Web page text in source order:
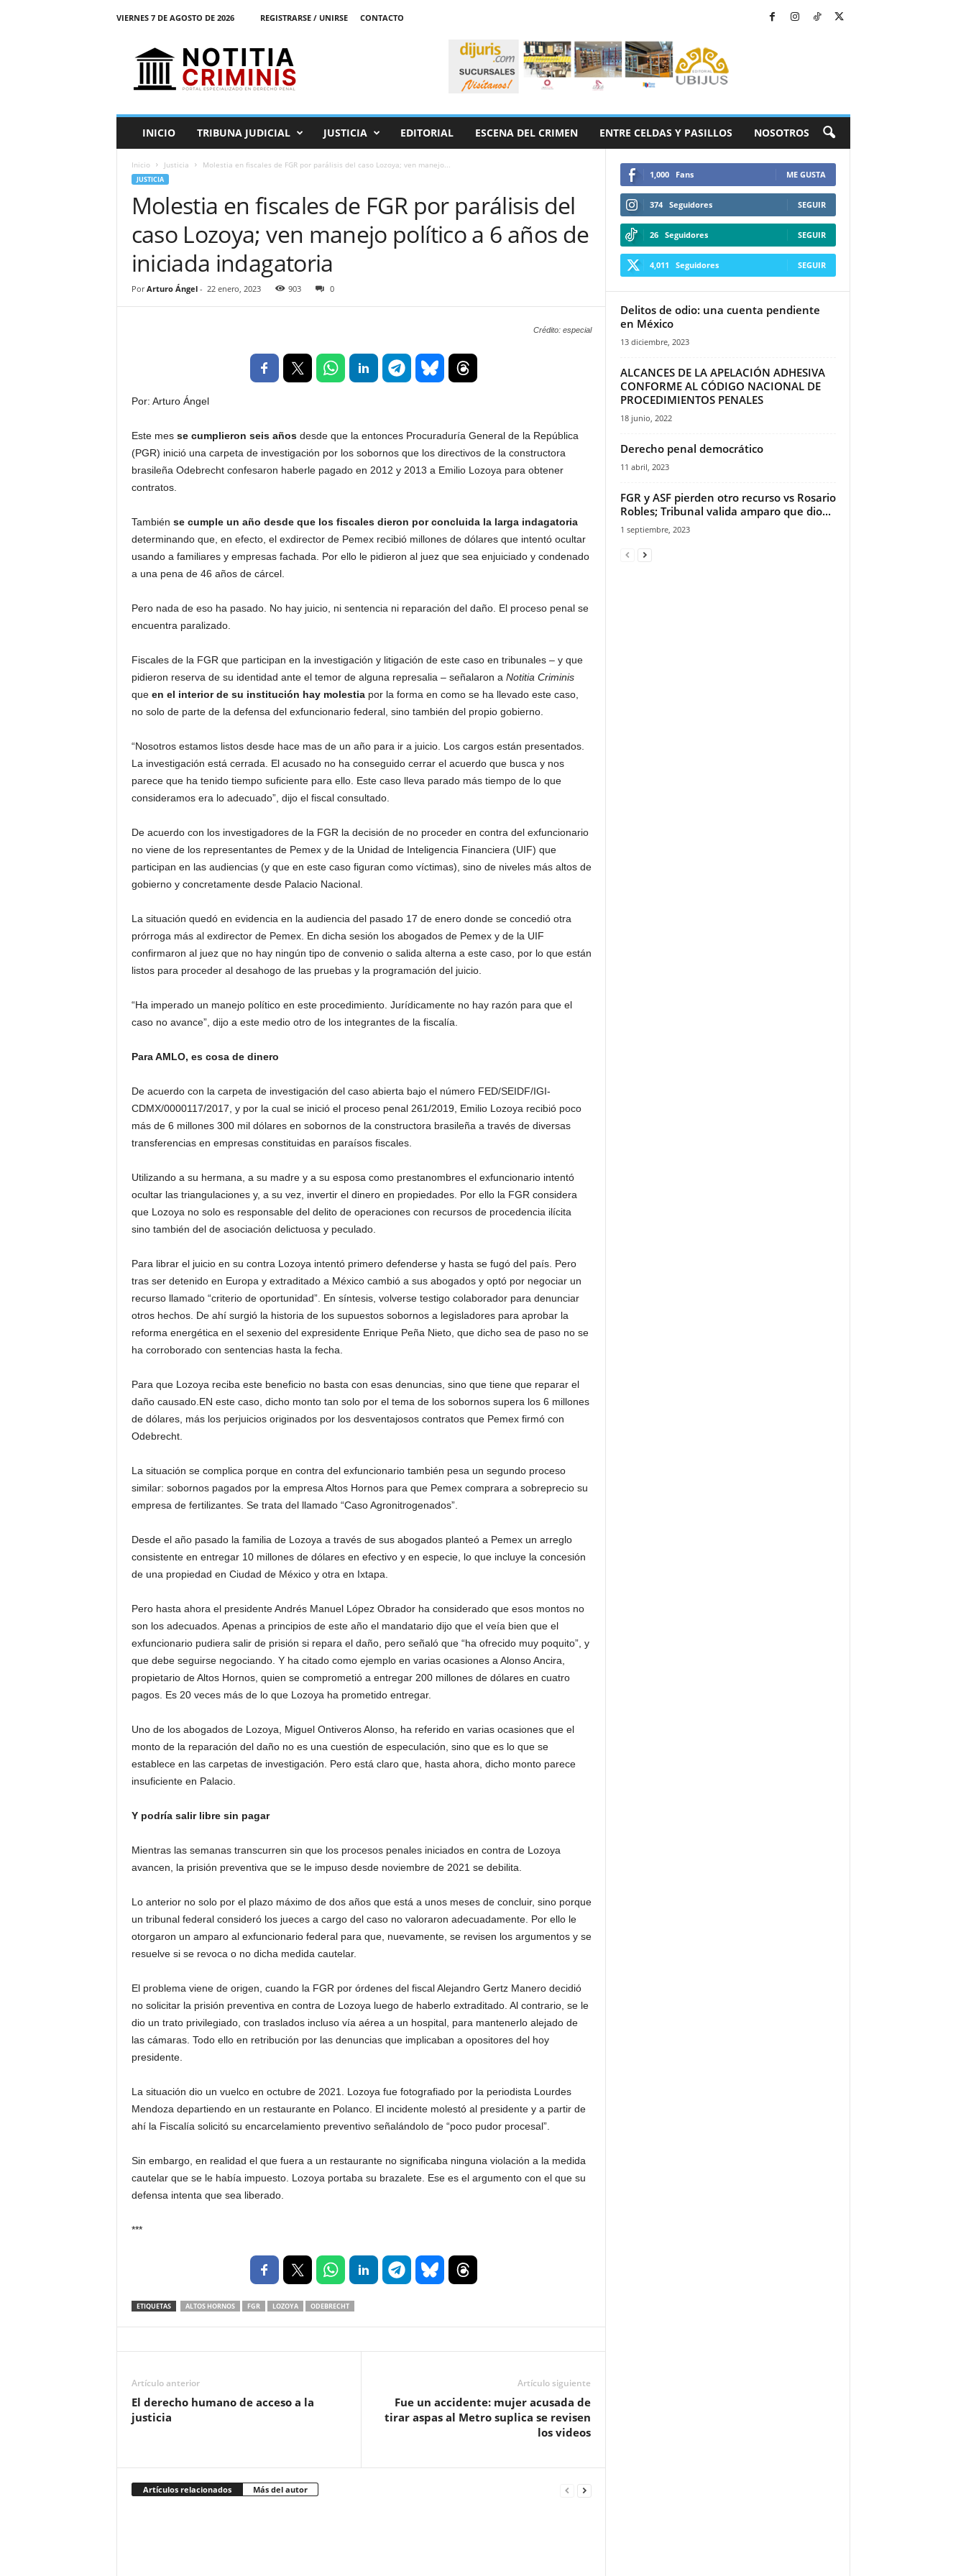
VIERNES 7 DE AGOSTO DE 2026 REGISTRARSE / UNIRSE
CONTACTO
o
INICIO TRIBUNA JUDICIAL JUSTICIA EDITORIAL ESCENA DEL CRIMEN ENTRE CELDAS Y PASILLOS NOSOTROS
Inicio Justicia Molestia en fiscales de FGR por parálisis del caso Lozoya; ven manejo...
JUSTICIA
Molestia en fiscales de FGR por parálisis del
caso Lozoya; ven manejo político a 6 años de
iniciada indagatoria
Por Arturo Ángel- 22 enero, 2023 903 0
Crédito: especial
Por: Arturo Ángel
Este mes se cumplieron seis añosdesde que la entonces Procuraduría General de la República
(PGR) inició una carpeta de investigación por los sobornos que los directivos de la constructora
brasileña Odebrecht confesaron haberle pagado en 2012 y 2013 a Emilio Lozoya para obtener
contratos.
También se cumple un año desde que los fiscales dieron por concluida la larga indagatoria
determinando que, en efecto, el exdirector de Pemex recibió millones de dólares que intentó ocultar
usando a familiares y empresas fachada. Por ello le pidieron al juez que sea enjuiciado y condenado
a una pena de 46 años de cárcel.
Pero nada de eso ha pasado. No hay juicio, ni sentencia ni reparación del daño. El proceso penal se
encuentra paralizado.
Fiscales de la FGR que participan en la investigación y litigación de este caso en tribunales – y que
pidieron reserva de su identidad ante el temor de alguna represalia – señalaron a Notitia Criminis
que en el interior de su institución hay molestiapor la forma en como se ha llevado este caso,
no solo de parte de la defensa del exfuncionario federal, sino también del propio gobierno.
“Nosotros estamos listos desde hace mas de un año para ir a juicio. Los cargos están presentados.
La investigación está cerrada. El acusado no ha conseguido cerrar el acuerdo que busca y nos
parece que ha tenido tiempo suficiente para ello. Este caso lleva parado más tiempo de lo que
consideramos era lo adecuado”, dijo el fiscal consultado.
De acuerdo con los investigadores de la FGR la decisión de no proceder en contra del exfuncionario
no viene de los representantes de Pemex y de la Unidad de Inteligencia Financiera (UIF) que
participan en las audiencias (y que en este caso figuran como víctimas), sino de niveles más altos de
gobierno y concretamente desde Palacio Nacional.
La situación quedó en evidencia en la audiencia del pasado 17 de enero donde se concedió otra
prórroga más al exdirector de Pemex. En dicha sesión los abogados de Pemex y de la UIF
confirmaron al juez que no hay ningún tipo de convenio o salida alterna a este caso, por lo que están
listos para proceder al desahogo de las pruebas y la programación del juicio.
“Ha imperado un manejo político en este procedimiento. Jurídicamente no hay razón para que el
caso no avance”, dijo a este medio otro de los integrantes de la fiscalía.
Para AMLO, es cosa de dinero
De acuerdo con la carpeta de investigación del caso abierta bajo el número FED/SEIDF/IGI-
CDMX/0000117/2017, y por la cual se inició el proceso penal 261/2019, Emilio Lozoya recibió poco
más de 6 millones 300 mil dólares en sobornos de la constructora brasileña a través de diversas
transferencias en empresas constituidas en paraísos fiscales.
Utilizando a su hermana, a su madre y a su esposa como prestanombres el exfuncionario intentó
ocultar las triangulaciones y, a su vez, invertir el dinero en propiedades. Por ello la FGR considera
que Lozoya no solo es responsable del delito de operaciones con recursos de procedencia ilícita
sino también del de asociación delictuosa y peculado.
Para librar el juicio en su contra Lozoya intentó primero defenderse y hasta se fugó del país. Pero
tras ser detenido en Europa y extraditado a México cambió a sus abogados y optó por negociar un
recurso llamado “criterio de oportunidad”. En síntesis, volverse testigo colaborador para denunciar
otros hechos. De ahí surgió la historia de los supuestos sobornos a legisladores para aprobar la
reforma energética en el sexenio del expresidente Enrique Peña Nieto, que dicho sea de paso no se
ha corroborado con sentencias hasta la fecha.
Para que Lozoya reciba este beneficio no basta con esas denuncias, sino que tiene que reparar el
daño causado.EN este caso, dicho monto tan solo por el tema de los sobornos supera los 6 millones
de dólares, más los perjuicios originados por los desventajosos contratos que Pemex firmó con
Odebrecht.
La situación se complica porque en contra del exfuncionario también pesa un segundo proceso
similar: sobornos pagados por la empresa Altos Hornos para que Pemex comprara a sobreprecio su
empresa de fertilizantes. Se trata del llamado “Caso Agronitrogenados”.
Desde el año pasado la familia de Lozoya a través de sus abogados planteó a Pemex un arreglo
consistente en entregar 10 millones de dólares en efectivo y en especie, lo que incluye la concesión
de una propiedad en Ciudad de México y otra en Ixtapa.
Pero hasta ahora el presidente Andrés Manuel López Obrador ha considerado que esos montos no
son los adecuados. Apenas a principios de este año el mandatario dijo que el veía bien que el
exfuncionario pudiera salir de prisión si repara el daño, pero señaló que “ha ofrecido muy poquito”, y
que debe seguirse negociando. Y ha citado como ejemplo en varias ocasiones a Alonso Ancira,
propietario de Altos Hornos, quien se comprometió a entregar 200 millones de dólares en cuatro
pagos. Es 20 veces más de lo que Lozoya ha prometido entregar.
Uno de los abogados de Lozoya, Miguel Ontiveros Alonso, ha referido en varias ocasiones que el
monto de la reparación del daño no es una cuestión de especulación, sino que es lo que se
establece en las carpetas de investigación. Pero está claro que, hasta ahora, dicho monto parece
insuficiente en Palacio.
Y podría salir libre sin pagar
Mientras las semanas transcurren sin que los procesos penales iniciados en contra de Lozoya
avancen, la prisión preventiva que se le impuso desde noviembre de 2021 se debilita.
Lo anterior no solo por el plazo máximo de dos años que está a unos meses de concluir, sino porque
un tribunal federal consideró los jueces a cargo del caso no valoraron adecuadamente. Por ello le
otorgaron un amparo al exfuncionario federal para que, nuevamente, se revisen los argumentos y se
resuelve si se revoca o no dicha medida cautelar.
El problema viene de origen, cuando la FGR por órdenes del fiscal Alejandro Gertz Manero decidió
no solicitar la prisión preventiva en contra de Lozoya luego de haberlo extraditado. Al contrario, se le
dio un trato privilegiado, con traslados incluso vía aérea a un hospital, para mantenerlo alejado de
las cámaras. Todo ello en retribución por las denuncias que implicaban a opositores del hoy
presidente.
La situación dio un vuelco en octubre de 2021. Lozoya fue fotografiado por la periodista Lourdes
Mendoza departiendo en un restaurante en Polanco. El incidente molestó al presidente y a partir de
ahí la Fiscalía solicitó su encarcelamiento preventivo señalándolo de “poco pudor procesal”.
Sin embargo, en realidad el que fuera a un restaurante no significaba ninguna violación a la medida
cautelar que se le había impuesto. Lozoya portaba su brazalete. Ese es el argumento con el que su
defensa intenta que sea liberado.
***
ETIQUETAS ALTOS HORNOS FGR LOZOYA ODEBRECHT
Artículo anterior
El derecho humano de acceso a la
justicia
Artículo siguiente
Fue un accidente: mujer acusada de
tirar aspas al Metro suplica se revisen
los videos
Artículos relacionados Más del autor
1,000 Fans ME GUSTA
374 Seguidores SEGUIR
26 Seguidores SEGUIR
4,011 Seguidores SEGUIR
Delitos de odio: una cuenta pendiente
en México
13 diciembre, 2023
ALCANCES DE LA APELACIÓN ADHESIVA
CONFORME AL CÓDIGO NACIONAL DE
PROCEDIMIENTOS PENALES
18 junio, 2022
Derecho penal democrático
11 abril, 2023
FGR y ASF pierden otro recurso vs Rosario
Robles; Tribunal valida amparo que dio...
1 septiembre, 2023